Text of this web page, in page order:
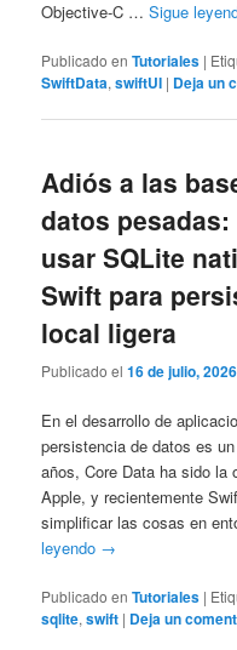
Objective-C …Sigue
Publicado en Tutoriales |
SwiftData,swiftUI | Deja un
Adiós a las
datos pesadas:
usar SQLite
Swift para
local ligera
Publicado el16 de julio, 2026
En el desarrollo de
persistencia de datos es
años, Core Data ha sido la
Apple, y recientemente
simplificar las cosas en
leyendo →
Publicado en Tutoriales |
sqlite,swift | Deja un